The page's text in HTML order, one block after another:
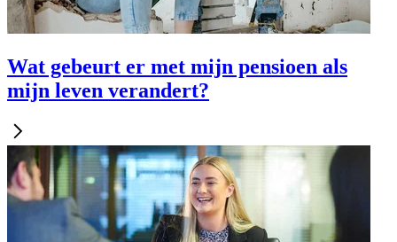
Wat gebeurt er met mijn pensioen als
mijn leven verandert?